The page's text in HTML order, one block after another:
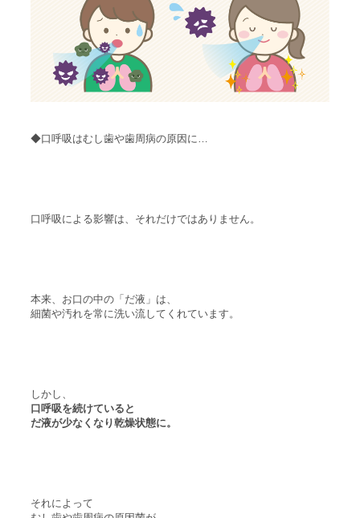
◆口呼吸はむし歯や歯周病の原因に…
口呼吸による影響は、それだけではありません。
本来、お口の中の「だ液」は、
細菌や汚れを常に洗い流してくれています。
しかし、
口呼吸を続けていると
だ液が少なくなり乾燥状態に。
それによって